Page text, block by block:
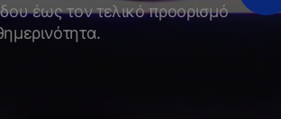
έως τον τελικό προορισμό